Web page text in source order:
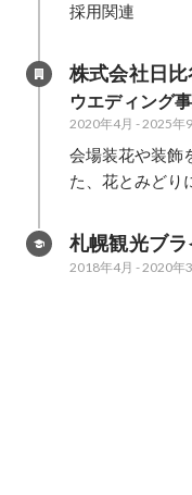
採用関連
株式会社日
ウエディング
2020年4月 -2025年
会場装花や装飾
た、花とみどり
札幌観光ブ
2018年4月 -2020年